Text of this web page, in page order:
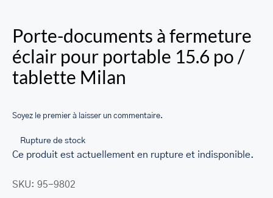
LEATHER PASSPORT HOLDER COLLECTION
BUSINESS CARD HOLDER FOR MEN & WOMEN
LEATHER KEY CASE
LEATHER BILL CLIPS
Porte-documents à fermeture
éclair pour portable 15.6 po /
tablette Milan
Soyez le premier à laisser un commentaire.
Rupture de stock
Ce produit est actuellement en rupture et indisponible.
SKU: 95-9802